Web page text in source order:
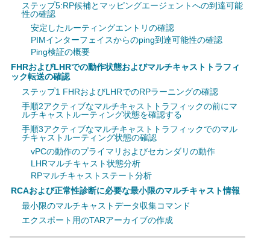
ステップ5:RP候補とマッピングエージェントへの到達可能
性の確認
安定したルーティングエントリの確認
PIMインターフェイスからのping到達可能性の確認
Ping検証の概要
FHRおよびLHRでの動作状態およびマルチキャストトラフィ
ック転送の確認
ステップ1 FHRおよびLHRでのRPラーニングの確認
手順2アクティブなマルチキャストトラフィックの前にマ
ルチキャストルーティング状態を確認する
手順3アクティブなマルチキャストトラフィックでのマル
チキャストルーティング状態の確認
vPCの動作のプライマリおよびセカンダリの動作
LHRマルチキャスト状態分析
RPマルチキャストステート分析
RCAおよび正常性診断に必要な最小限のマルチキャスト情報
最小限のマルチキャストデータ収集コマンド
エクスポート用のTARアーカイブの作成